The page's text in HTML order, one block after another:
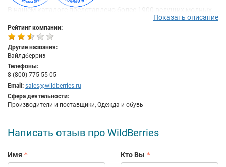
В нашем каталоге представлено более 1900 ведущих модных
брендов со всего мира. Компания Wildberries напрямую
сотрудничает с производителями одежды и официальными
дистрибьюторами, поэтому мы гарантируем Вам подлинность
и высочайшее качество представленных товаров.
Мы предлагаем Вам более 100 000 моделей стильной женской,
мужской и детской одежды, обуви и аксессуаров, от лучших
модных фасонов стиля casual до последних новинок из мира
высокой моды. Наш каталог пополняется новыми товарами
ежедневно.
Показать описание
Рейтинг компании:
Другие названия:
Вайлдберриз
Телефоны:
8 (800) 775-55-05
Email: sales@wildberries.ru
Сфера деятельности:
Производители и поставщики, Одежда и обувь
Написать отзыв про WildBerries
Имя Кто Вы